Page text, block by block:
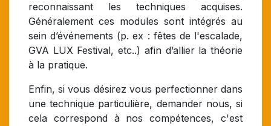
reconnaissant les techniques acquises.
Généralement ces modules sont intégrés au
sein d’événements (p. ex : fêtes de l'escalade,
GVA LUX Festival, etc..) afin d’allier la théorie
à la pratique.
Enfin, si vous désirez vous perfectionner dans
une technique particulière, demander nous, si
cela correspond à nos compétences, c'est